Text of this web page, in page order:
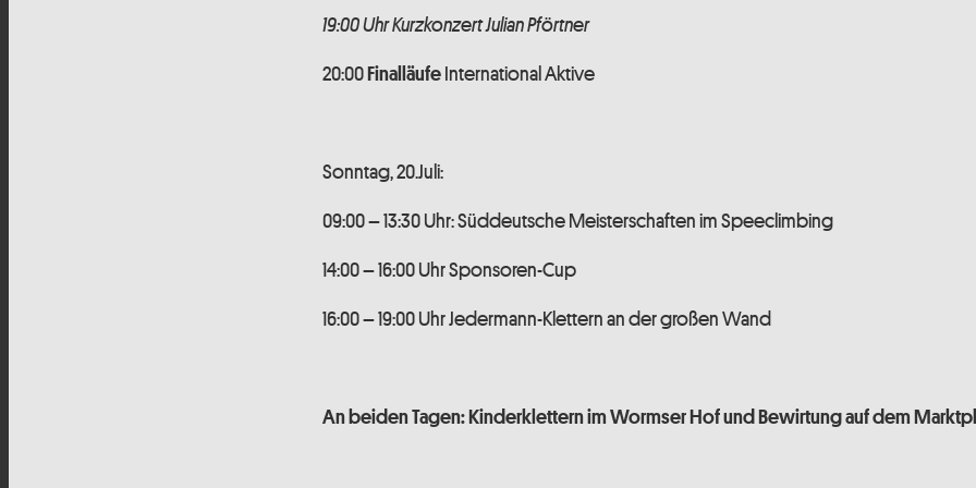
19:00 Uhr Kurzkonzert Julian Pförtner
20:00Finalläufe International Aktive
Sonntag, 20.Juli:
09:00 – 13:30 Uhr: Süddeutsche Meisterschaften im Speeclimbing
14:00 – 16:00 Uhr Sponsoren-Cup
16:00 – 19:00 Uhr Jedermann-Klettern an der großen Wand
An beiden Tagen: Kinderklettern im Wormser Hof und Bewirtung auf dem